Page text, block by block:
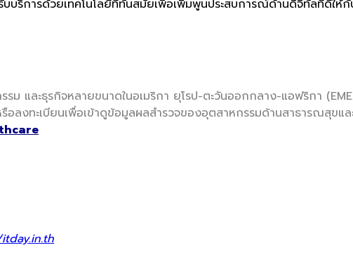
ริการด้วยเทคโนโลยีที่ทันสมัยเพื่อเพิ่มพูนประสบการณ์ด้านดิจิทัลที่ดีให้กั
และธุรกิจหลายขนาดในอเมริกา ยุโรป-ตะวันออกกลาง-แอฟริกา
อลงทะเบียนเพื่อเข้าดูข้อมูลผลสำรวจของอุตสาหกรรมด้านสาธารณสุขแ